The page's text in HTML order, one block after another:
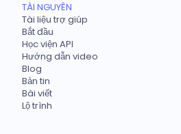
TÀI NGUYÊN
Tài liệu trợ giúp
Bắt đầu
Học viện API
Hướng dẫn video
Blog
Bản tin
Bài viết
Lộ trình